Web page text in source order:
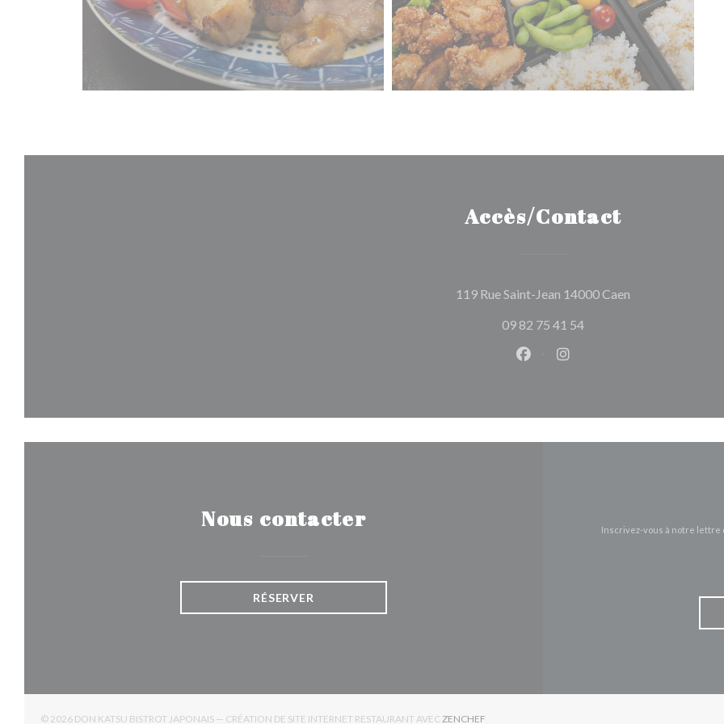
Accès/Contact
119 Rue Saint-Jean 14000 Caen
09 82 75 41 54
Facebook ((ouvre une nouvelle
Instagram ((ouvre une
Nous contacter
RÉSERVER
Inscrivez-vous à notre
© 2026 DON KATSU BISTROT JAPONAIS — CRÉATION DE SITE INTERNET RESTAURANT AVEC ZENCHEF